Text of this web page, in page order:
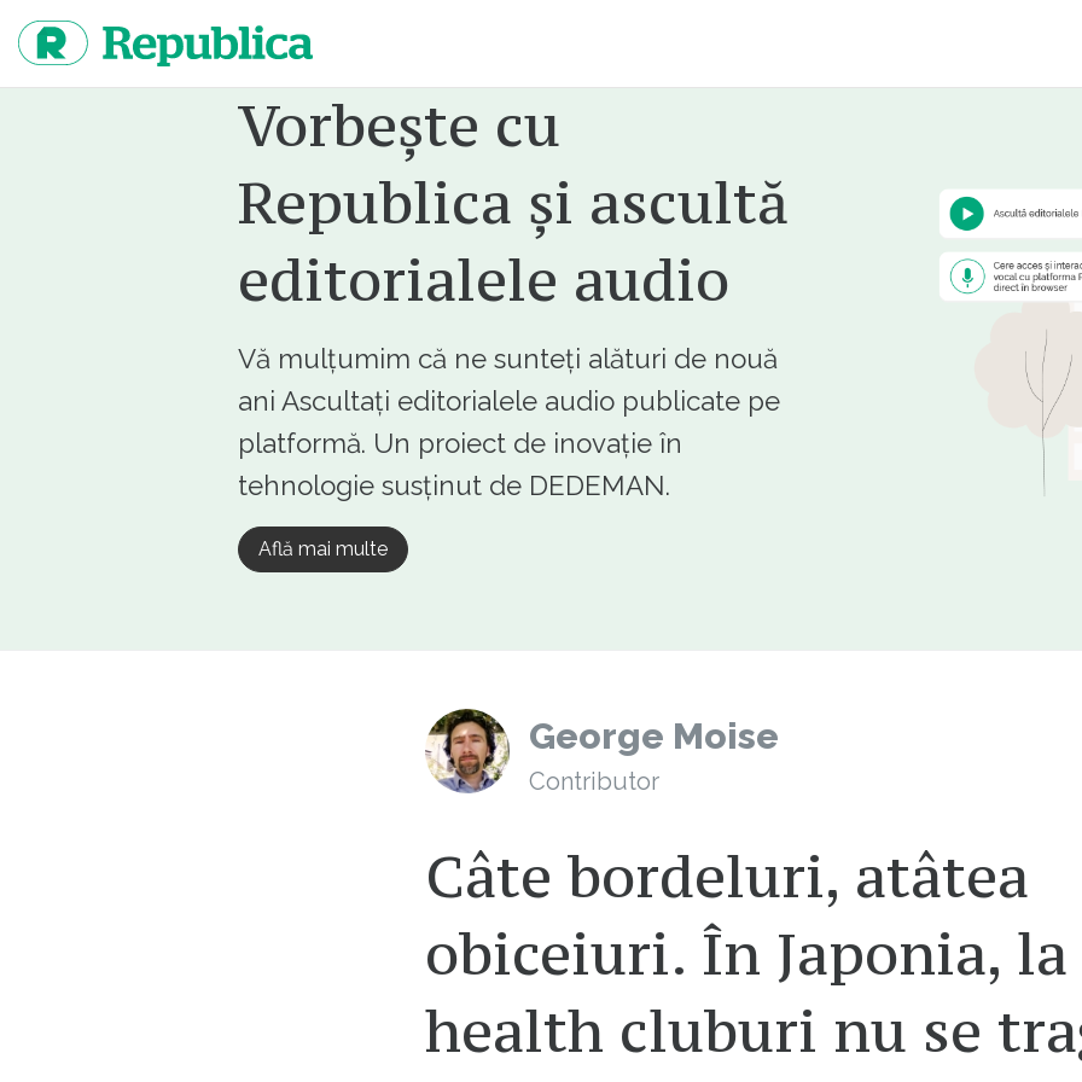
continut
Vorbește cu
Republica și ascultă
editorialele audio
Vă mulțumim că ne sunteți alături de nouă
ani Ascultați editorialele audio publicate pe
platformă. Un proiect de inovație în
tehnologie susținut de DEDEMAN.
Află mai multe
George Moise
Contributor
Câte bordeluri, atâtea
obiceiuri. În Japonia, la
health cluburi nu se